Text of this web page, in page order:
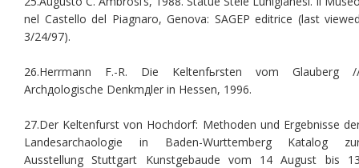
nel Castello del Piagnaro, Genova: SAGEP editrice (last
3/24/97).
26.Herrmann F.-R. Die Keltenfьrsten vom Glauberg
Archдologische Denkmдler in Hessen, 1996.
27.Der Keltenfurst von Hochdorf: Methoden und Ergebnisse
Landesarchaologie in Baden-Wurttemberg Katalog
Ausstellung Stuttgart Kunstgebaude vom 14 August bis